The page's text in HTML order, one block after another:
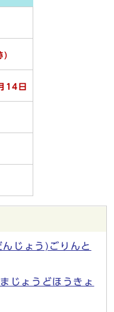
)
14 日
じょう)ごりんと
じょうどほうきょ